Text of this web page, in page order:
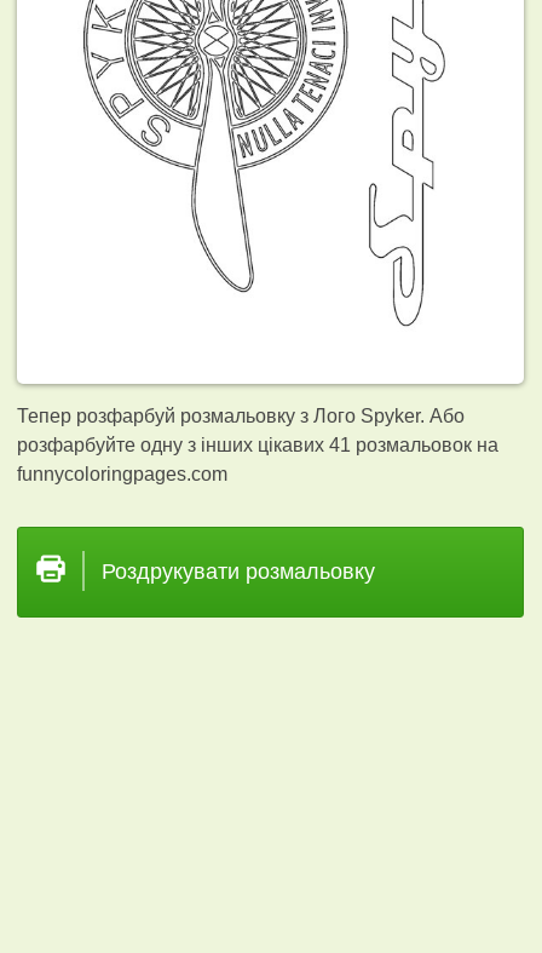
Тепер розфарбуй розмальовку з Лого Spyker. Або
розфарбуйте одну з інших цікавих 41 розмальовок на
funnycoloringpages.com
Роздрукувати розмальовку